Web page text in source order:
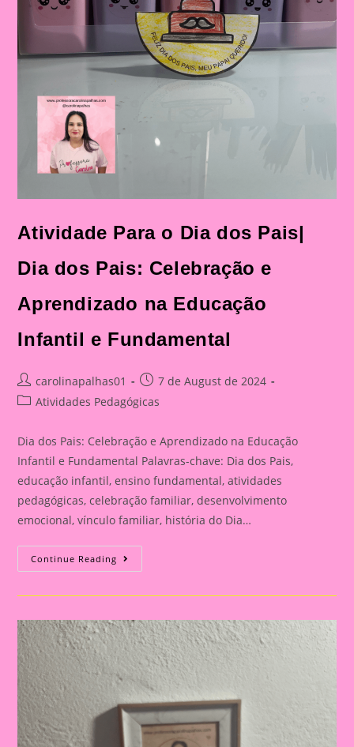
Atividade Para o Dia dos Pais|
Dia dos Pais: Celebração e
Aprendizado na Educação
Infantil e Fundamental
Post
author:
carolinapalhas01
Post
published:
7 de August de 2024
PostAtividades Pedagógicas
Dia dos Pais: Celebração e Aprendizado na Educação
Infantil e Fundamental Palavras-chave: Dia dos Pais,
educação infantil, ensino fundamental, atividades
pedagógicas, celebração familiar, desenvolvimento
emocional, vínculo familiar, história do Dia…
Continue Reading Atividade
Para
Dia
Dia
Dos
Pais:
Celebração
E
Aprendizado
Na
Educação
Infantil
E
Fundamental